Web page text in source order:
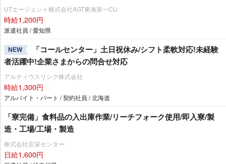
UTエージェント株式会社AGT東海第一CU
時給1,200円
派遣社員 / 愛知県
NEW
「コールセンター」土日祝休み/シフト柔軟対応!未経験
者活躍中!企業さまからの問合せ対応
アルティウスリンク株式会社
時給1,300円
アルバイト・パート / 契約社員 / 北海道
「寮完備」食料品の入出庫作業/リーチフォーク使用/即入寮/製
造・工場/工場・製造
株式会社京栄センター
日給1,600円